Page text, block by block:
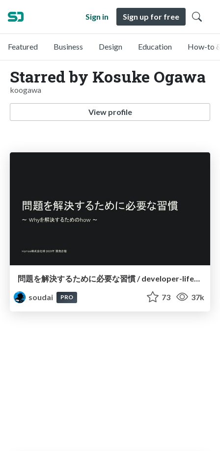
Sign in Sign up for free
Featured Business Design Education How-to
Starred by Kosuke Ogawa
koogawa
View profile
soudai
PRO 73 37k